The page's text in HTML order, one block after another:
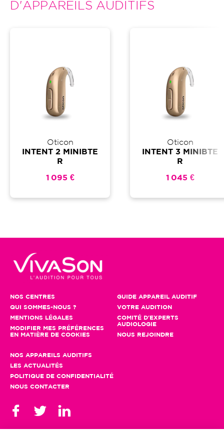
D'APPAREILS AUDITIFS
Oticon
INTENT 2 MINIBTE
R
1 095 €
Oticon
INTENT 3 MINIBTE
R
1 045 €
NOS CENTRES
QUI SOMMES-NOUS ?
MENTIONS LÉGALES
MODIFIER MES PRÉFÉRENCES
EN MATIÈRE DE COOKIES
GUIDE APPAREIL AUDITIF
VOTRE AUDITION
COMITÉ D'EXPERTS
AUDIOLOGIE
NOUS REJOINDRE
NOS APPAREILS AUDITIFS
LES ACTUALITÉS
POLITIQUE DE CONFIDENTIALITÉ
NOUS CONTACTER